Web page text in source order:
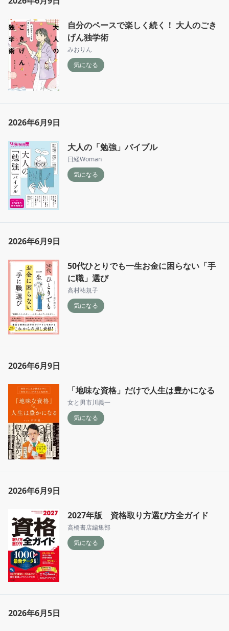
自分のペースで楽しく続く！ 大人のごき
げん独学術
みおりん
気になる
2026年6月9日
大人の「勉強」バイブル
日経Woman
気になる
2026年6月9日
50代ひとりでも一生お金に困らない「手
に職」選び
高村祐規子
気になる
2026年6月9日
「地味な資格」だけで人生は豊かになる
女と男市川義一
気になる
2026年6月9日
2027年版 資格取り方選び方全ガイド
高橋書店編集部
気になる
2026年6月5日